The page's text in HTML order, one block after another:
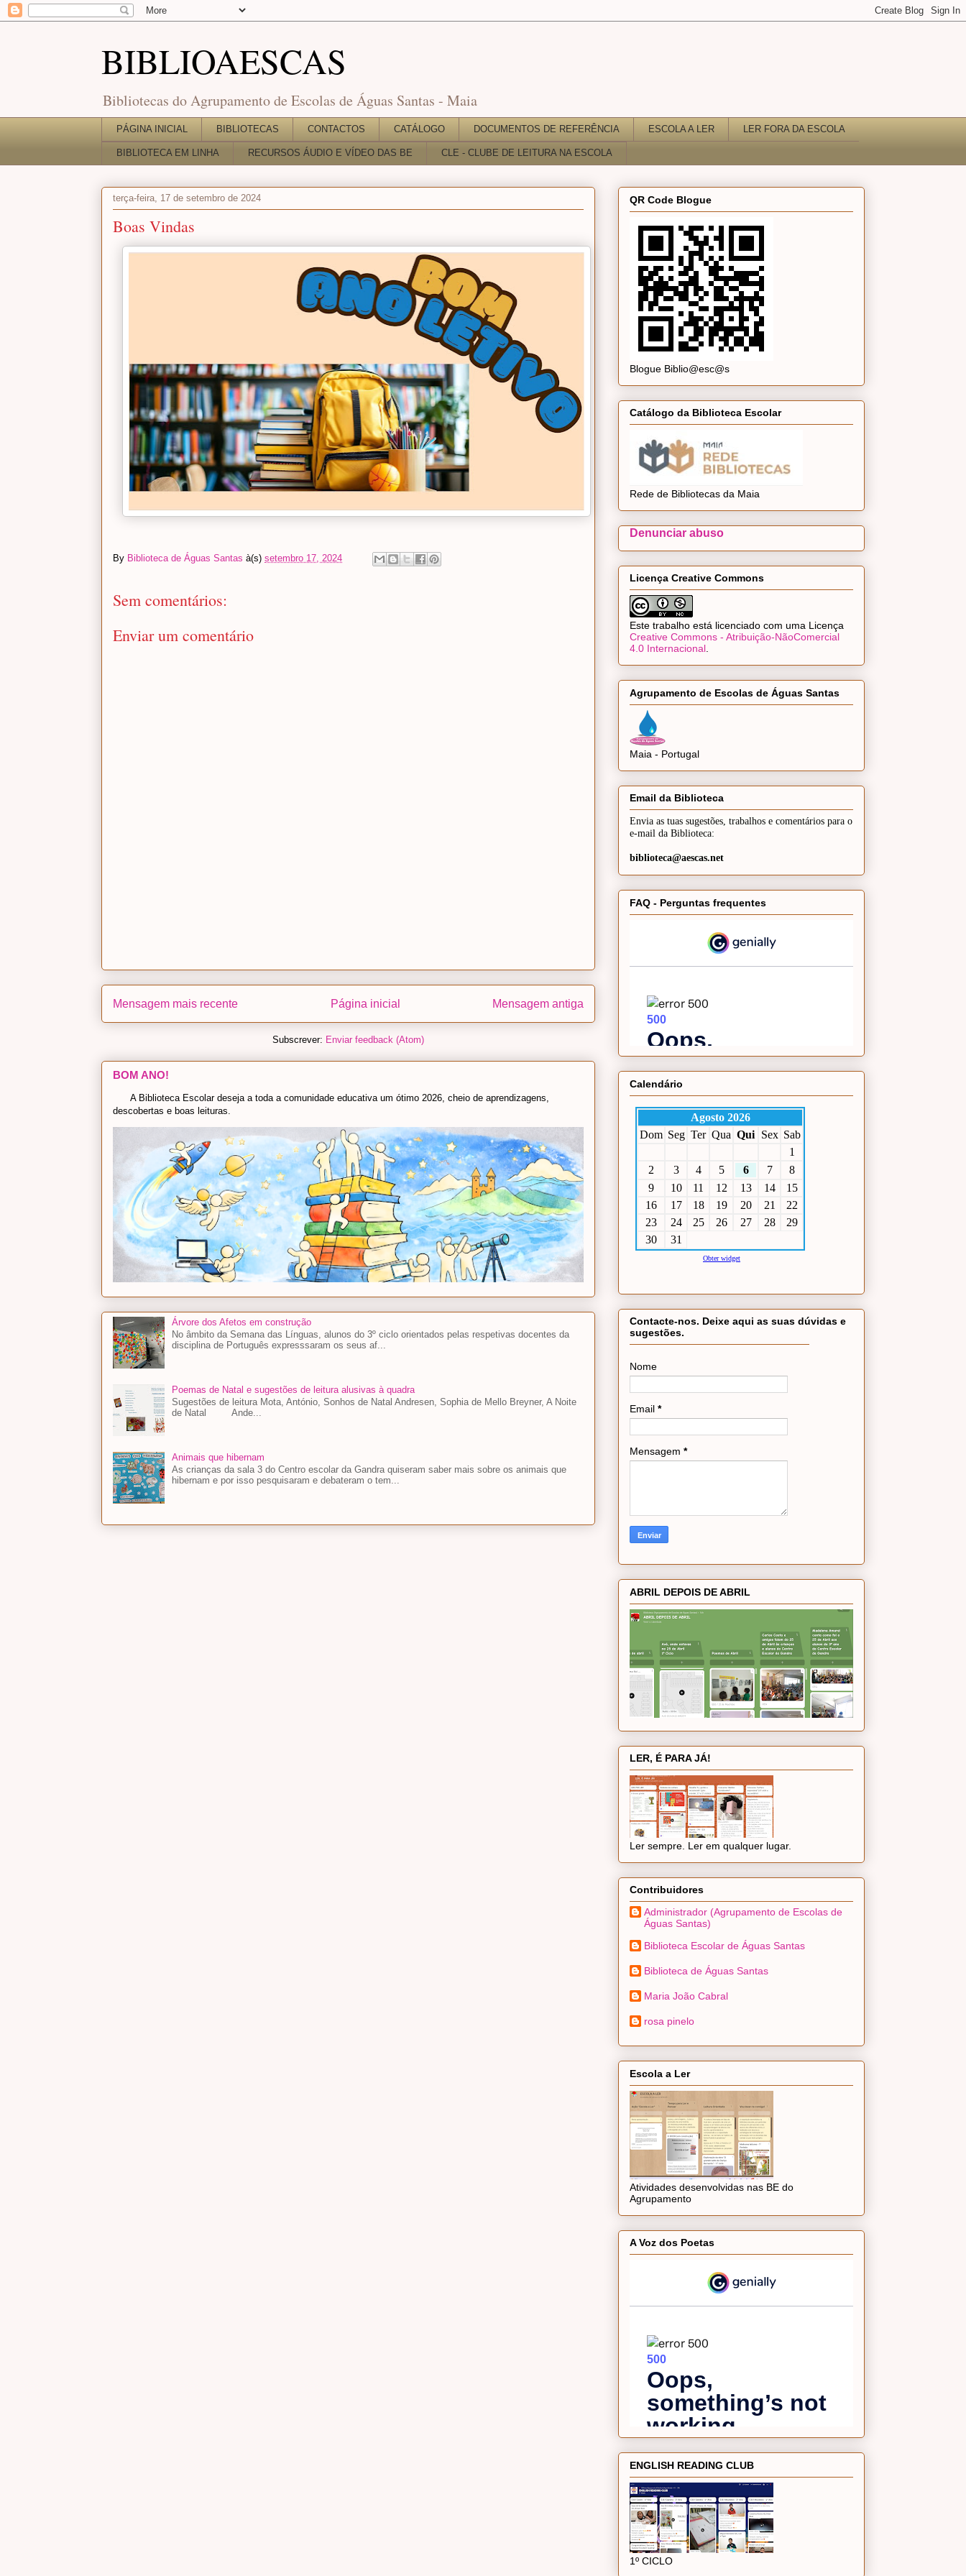
BIBLIOAESCAS
Bibliotecas do Agrupamento de Escolas de Águas Santas - Maia
PÁGINA INICIAL BIBLIOTECAS CONTACTOS CATÁLOGO DOCUMENTOS DE REFERÊNCIA ESCOLA A LER LER FORA DA ESCOLA
BIBLIOTECA EM LINHA RECURSOS ÁUDIO E VÍDEO DAS BE CLE - CLUBE DE LEITURA NA ESCOLA
terça-feira, 17 de setembro de 2024
Boas Vindas
By Biblioteca de Águas Santas à(s) setembro 17, 2024
Sem comentários:
Enviar um comentário
Mensagem mais recente Mensagem antiga
Página inicial
Subscrever: Enviar feedback (Atom)
BOM ANO!
A Biblioteca Escolar deseja a toda a comunidade educativa um ótimo 2026, cheio de aprendizagens,
descobertas e boas leituras.
Árvore dos Afetos em construção
No âmbito da Semana das Línguas, alunos do 3º ciclo orientados pelas respetivas docentes da
disciplina de Português expresssaram os seus af...
Poemas de Natal e sugestões de leitura alusivas à quadra
Sugestões de leitura Mota, António, Sonhos de Natal Andresen, Sophia de Mello Breyner, A Noite
de Natal Ande...
Animais que hibernam
As crianças da sala 3 do Centro escolar da Gandra quiseram saber mais sobre os animais que
hibernam e por isso pesquisaram e debateram o tem...
QR Code Blogue
Blogue Biblio@esc@s
Catálogo da Biblioteca Escolar
Rede de Bibliotecas da Maia
Denunciar abuso
Licença Creative Commons
Este trabalho está licenciado com uma Licença
Creative Commons - Atribuição-NãoComercial
4.0 Internacional.
Agrupamento de Escolas de Águas Santas
Maia - Portugal
Email da Biblioteca
Envia as tuas sugestões, trabalhos e comentários para o
e-mail da Biblioteca:
biblioteca@aescas.net
FAQ - Perguntas frequentes
Calendário
Contacte-nos. Deixe aqui as suas dúvidas e
sugestões.
Nome
Email *
Mensagem *
ABRIL DEPOIS DE ABRIL
LER, É PARA JÁ!
Ler sempre. Ler em qualquer lugar.
Contribuidores
Administrador (Agrupamento de Escolas de
Águas Santas)
Biblioteca Escolar de Águas Santas
Biblioteca de Águas Santas
Maria João Cabral
rosa pinelo
Escola a Ler
Atividades desenvolvidas nas BE do
Agrupamento
A Voz dos Poetas
ENGLISH READING CLUB
1º CICLO